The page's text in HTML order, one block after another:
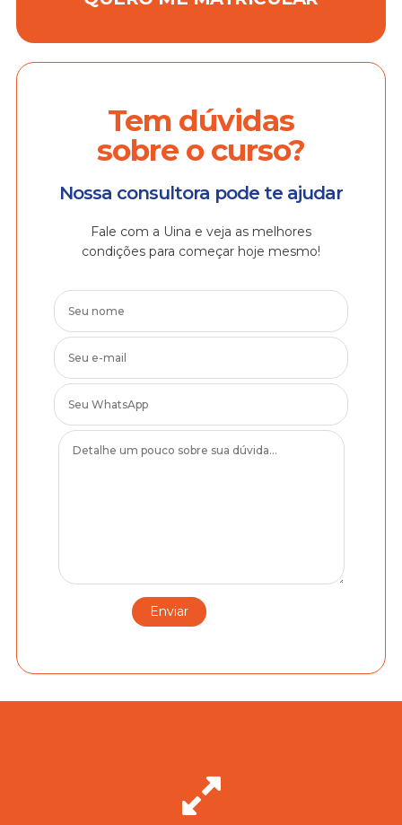
Tem dúvidas
sobre o curso?
Nossa consultora pode te ajudar
Fale com a Uina e veja as melhores
condições para começar hoje mesmo!